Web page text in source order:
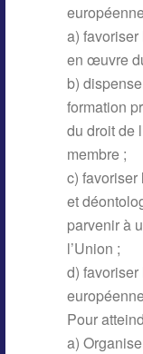
a)
en œuvre
b)
formation
du droit de
membre ;
c)
et
parvenir à
l’Union ;
d)
Pour
a)